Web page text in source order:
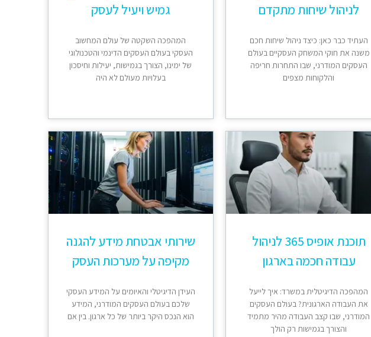
לניהול שיחות מתקדם
העתיד כבר כאן: כיצד ניהול שיחות חכם
משנה את חוקי המשחק העסקיים בעולם
העסקים המודרני, שבו התחרות חריפה
והלקוחות מצפים
גמיש ויעיל לעסק
המהפכה השקטה של עולם המחשוב
העסקי בעולם העסקים הדינמי והטכנולוגי
של ימינו, הצורך בגמישות, יעילות וחיסכון
בעלויות מעולם לא היה
תוכנת אופיס 365 לניהול
עבודה חכמה בארגון
המהפכה הדיגיטלית במשרד: איך לייעל
את העבודה הארגונית? בעולם העסקים
המודרני, שבו קצב העבודה מהיר מתמיד
והצורך בגמישות רק הולך
שירותי אבטחת מידע להגנה
מקיפה על מערכות העסק
העידן הדיגיטלי והאיומים על המידע העסקי
שלכם בעולם העסקים המודרני, המידע
הוא הנכס היקר ביותר של כל ארגון. בין אם